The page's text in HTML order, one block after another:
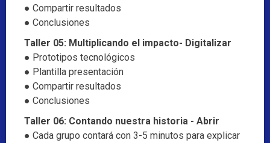
● Compartir resultados
● Conclusiones
Taller 05: Multiplicando el impacto- Digitalizar
● Prototipos tecnológicos
● Plantilla presentación
● Compartir resultados
● Conclusiones
Taller 06: Contando nuestra historia - Abrir
● Cada grupo contará con 3-5 minutos para explicar